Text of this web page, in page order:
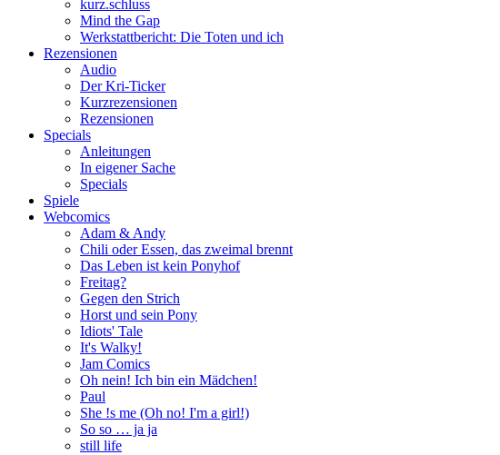
kurz.schluss
Mind the Gap
Werkstattbericht: Die Toten und ich
Rezensionen
Audio
Der Kri-Ticker
Kurzrezensionen
Rezensionen
Specials
Anleitungen
In eigener Sache
Specials
Spiele
Webcomics
Adam & Andy
Chili oder Essen, das zweimal brennt
Das Leben ist kein Ponyhof
Freitag?
Gegen den Strich
Horst und sein Pony
Idiots' Tale
It's Walky!
Jam Comics
Oh nein! Ich bin ein Mädchen!
Paul
She !s me (Oh no! I'm a girl!)
So so … ja ja
still life